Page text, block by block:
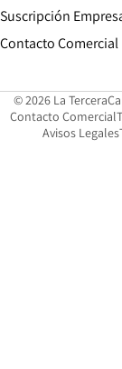
Suscripción
Contacto Comercial
© 2026 La Tercera
Contacto Comercial
Avisos Legales